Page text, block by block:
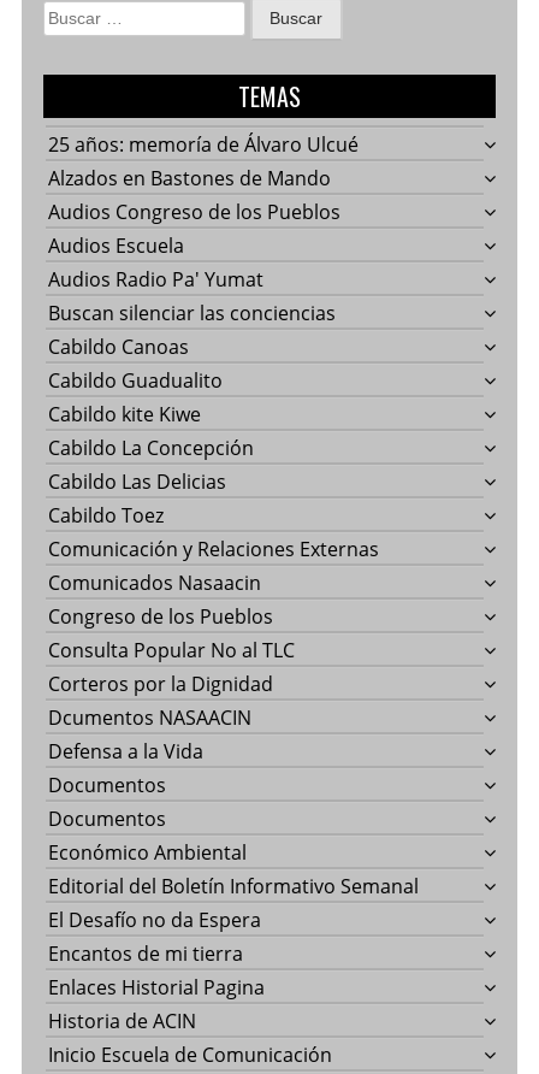
Buscar:
TEMAS
25 años: memoría de Álvaro Ulcué
Alzados en Bastones de Mando
Audios Congreso de los Pueblos
Audios Escuela
Audios Radio Pa' Yumat
Buscan silenciar las conciencias
Cabildo Canoas
Cabildo Guadualito
Cabildo kite Kiwe
Cabildo La Concepción
Cabildo Las Delicias
Cabildo Toez
Comunicación y Relaciones Externas
Comunicados Nasaacin
Congreso de los Pueblos
Consulta Popular No al TLC
Corteros por la Dignidad
Dcumentos NASAACIN
Defensa a la Vida
Documentos
Documentos
Económico Ambiental
Editorial del Boletín Informativo Semanal
El Desafío no da Espera
Encantos de mi tierra
Enlaces Historial Pagina
Historia de ACIN
Inicio Escuela de Comunicación